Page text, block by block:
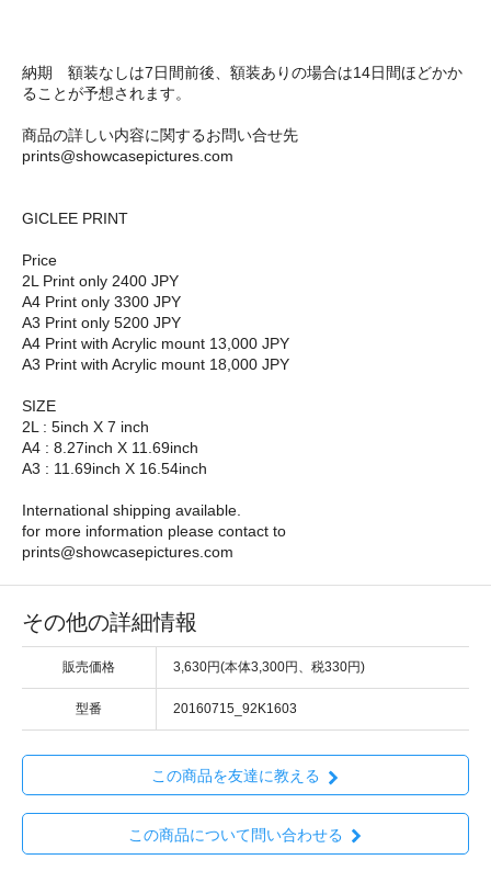
納期 額装なしは7日間前後、額装ありの場合は14日間ほどかか
ることが予想されます。
商品の詳しい内容に関するお問い合せ先
prints@showcasepictures.com
GICLEE PRINT
Price
2L Print only 2400 JPY
A4 Print only 3300 JPY
A3 Print only 5200 JPY
A4 Print with Acrylic mount 13,000 JPY
A3 Print with Acrylic mount 18,000 JPY
SIZE
2L : 5inch X 7 inch
A4 : 8.27inch X 11.69inch
A3 : 11.69inch X 16.54inch
International shipping available.
for more information please contact to
prints@showcasepictures.com
その他の詳細情報
販売価格 3,630円(本体3,300円、税330円)
型番 20160715_92K1603
この商品を友達に教える
この商品について問い合わせる